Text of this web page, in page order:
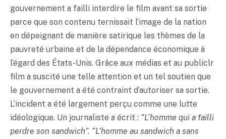
gouvernement a failli interdire le film avant sa sortie
parce que son contenu ternissait l’image de la nation
en dépeignant de manière satirique les thèmes de la
pauvreté urbaine et de la dépendance économique à
l’égard des États-Unis. Grâce aux médias et au publiclr
film a suscité une telle attention et un tel soutien que
le gouvernement a été contraint d’autoriser sa sortie.
L’incident a été largement perçu comme une lutte
idéologique. Un journaliste a écrit : “L’homme qui a failli
perdre son sandwich”. “L’homme au sandwich a sans